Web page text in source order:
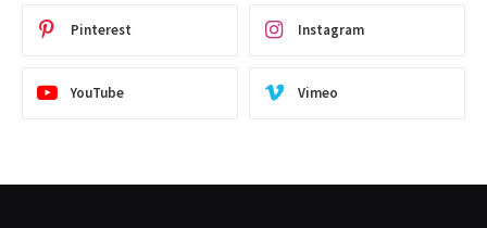
Pinterest Instagram
YouTube Vimeo